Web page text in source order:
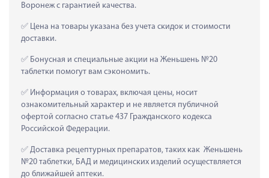
Воронеж с гарантией качества.
Цена на товары указана без учета скидок и стоимости
доставки.
Бонусная и специальные акции на Женьшень №20
таблетки помогут вам сэкономить.
Информация о товарах, включая цены, носит
ознакомительный характер и не является публичной
офертой согласно статье 437 Гражданского кодекса
Российской Федерации.
Доставка рецептурных препаратов, таких как  Женьшень
№20 таблетки, БАД и медицинских изделий осуществляется
до ближайшей аптеки.